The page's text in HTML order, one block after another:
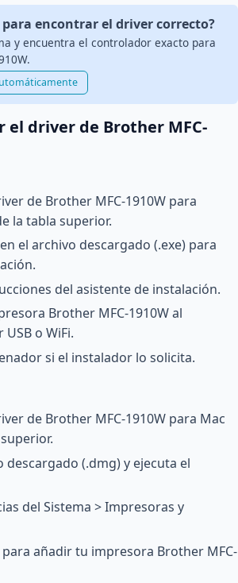
para encontrar el driver correcto?
y encuentra el controlador exacto para
el driver de Brother MFC-
de Brother MFC-1910W para
la tabla superior.
el archivo descargado (.exe) para
del asistente de instalación.
Brother MFC-1910W al
o WiFi.
si el instalador lo solicita.
de Brother MFC-1910W para Mac
descargado (.dmg) y ejecuta el
del Sistema > Impresoras y
para añadir tu impresora Brother MFC-